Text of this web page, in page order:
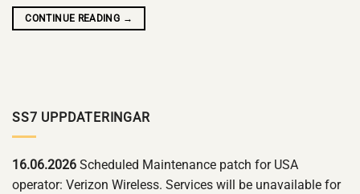
CONTINUE READING →
SS7 UPPDATERINGAR
16.06.2026 Scheduled Maintenance patch for USA
operator: Verizon Wireless. Services will be unavailable for